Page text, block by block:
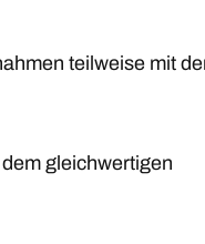
teilweise mit
gleichwertigen